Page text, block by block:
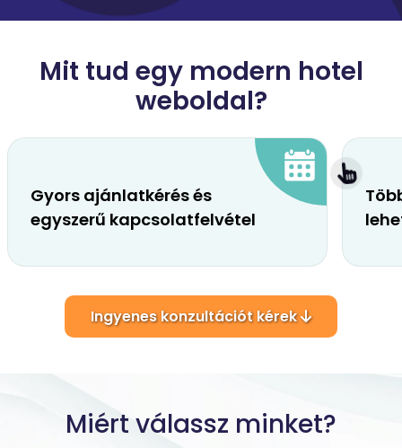
Mit tud egy modern hotel
weboldal?
Gyors ajánlatkérés és
egyszerű kapcsolatfelvétel
Ingyenes konzultációt kérek
Miért válassz minket?